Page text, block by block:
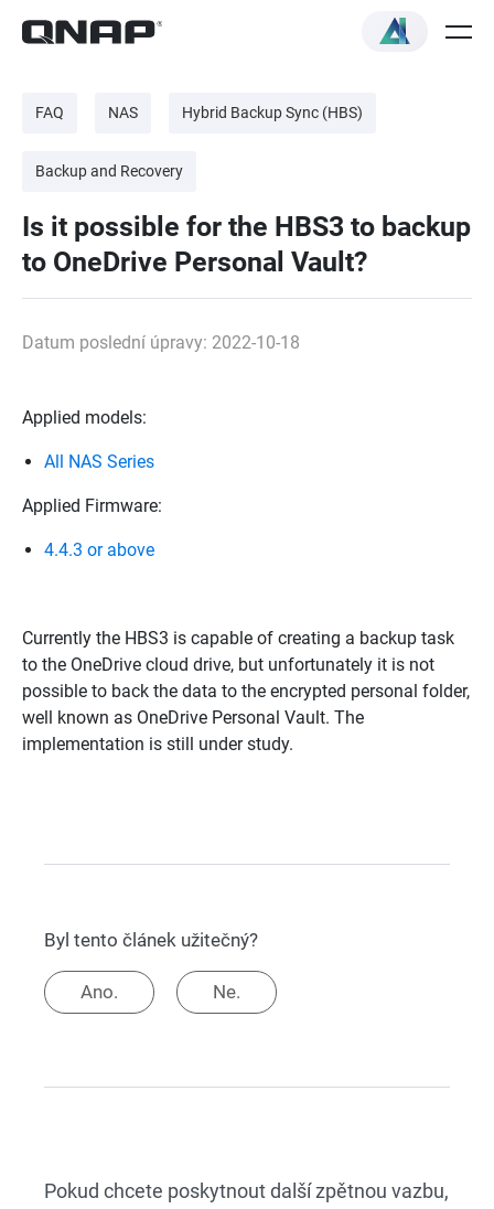
FAQ NAS Hybrid Backup Sync (HBS)
Backup and Recovery
Is it possible for the HBS3 to backup
to OneDrive Personal Vault?
Datum poslední úpravy: 2022-10-18
Applied models:
All NAS Series
Applied Firmware:
4.4.3 or above
Currently the HBS3 is capable of creating a backup task
to the OneDrive cloud drive, but unfortunately it is not
possible to back the data to the encrypted personal folder,
well known as OneDrive Personal Vault. The
implementation is still under study.
Byl tento článek užitečný?
Ano. Ne.
Pokud chcete poskytnout další zpětnou vazbu,